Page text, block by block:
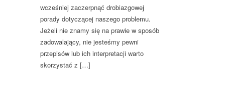
wcześniej zaczerpnąć drobiazgowej
porady dotyczącej naszego problemu.
Jeżeli nie znamy się na prawie w sposób
zadowalający, nie jesteśmy pewni
przepisów lub ich interpretacji warto
skorzystać z […]